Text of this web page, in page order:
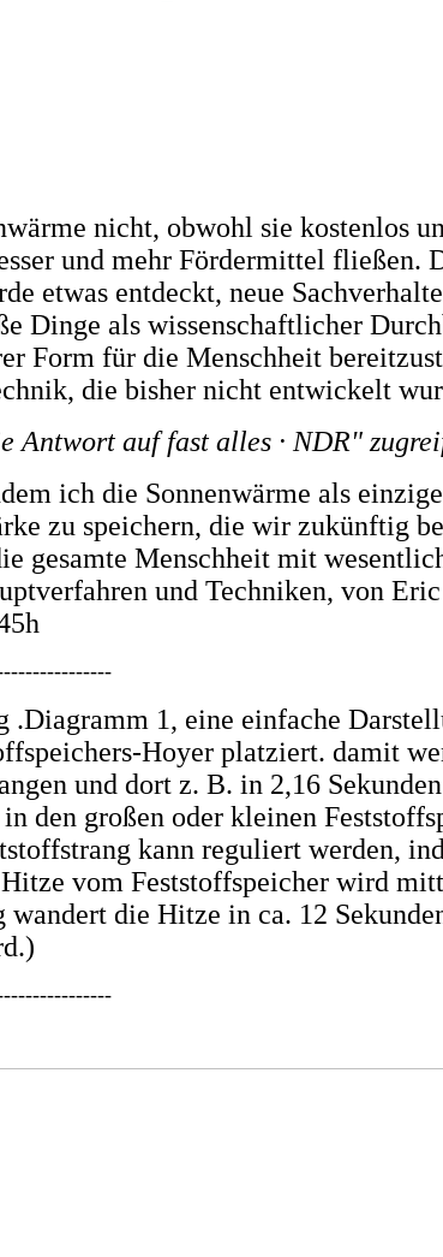
nicht, obwohl sie kostenlos
und mehr Fördermittel
etwas entdeckt, neue
Dinge als wissenschaftlicher
Form für die Menschheit
die bisher nicht entwickelt
Antwort auf fast alles ∙ NDR"
ich die Sonnenwärme als
zu speichern, die wir zukünftig
gesamte Menschheit mit
und Techniken, von
1, eine einfache
Hoyer platziert. damit
und dort z. B. in 2,16
den großen oder kleinen
kann reguliert werden,
vom Feststoffspeicher wird
die Hitze in ca. 12